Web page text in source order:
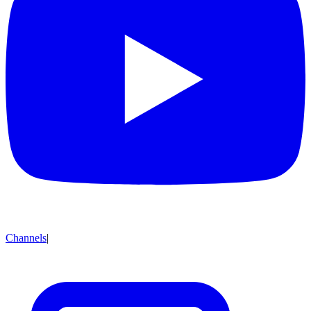
Channels|